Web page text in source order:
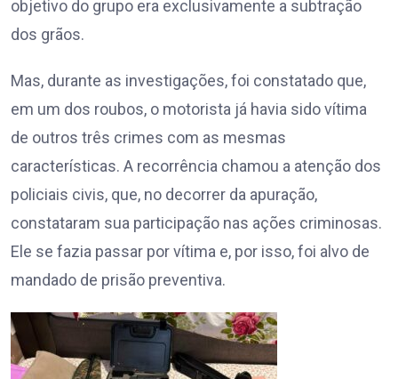
objetivo do grupo era exclusivamente a subtração
dos grãos.
Mas, durante as investigações, foi constatado que,
em um dos roubos, o motorista já havia sido vítima
de outros três crimes com as mesmas
características. A recorrência chamou a atenção dos
policiais civis, que, no decorrer da apuração,
constataram sua participação nas ações criminosas.
Ele se fazia passar por vítima e, por isso, foi alvo de
mandado de prisão preventiva.